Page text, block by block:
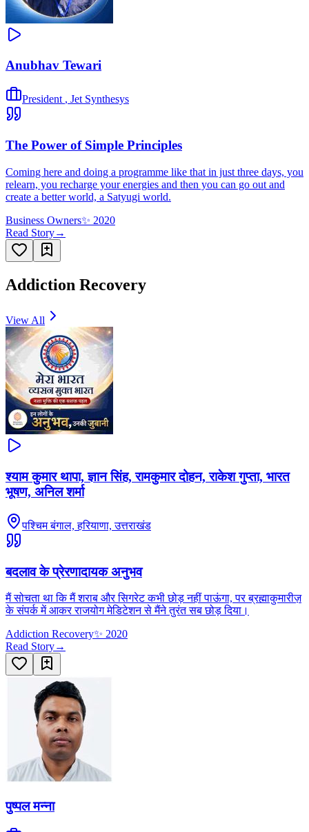
Anubhav Tewari
President , Jet Synthesys
The Power of Simple Principles
Coming here and doing a programme like that in just three days, you
relearn, you recharge your energies and then you can go out and
create a better world, a Satyugi world.
Business Owners✨ 2020
Read Story→
Addiction Recovery
View All
श्याम कुमार थापा, ज्ञान सिंह, रामकुमार दोहन, राकेश गुप्ता, भारत
भूषण, अनिल शर्मा
पश्चिम बंगाल, हरियाणा, उत्तराखंड
बदलाव के प्रेरणादायक अनुभव
मैं सोचता था कि मैं शराब और सिगरेट कभी छोड़ नहीं पाऊंगा, पर ब्रह्माकुमारीज़
के संपर्क में आकर राजयोग मेडिटेशन से मैंने तुरंत सब छोड़ दिया।
Addiction Recovery✨ 2020
Read Story→
पुष्पल मन्ना